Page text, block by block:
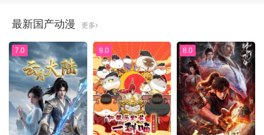
最新国产动漫 更多
7.0 9.0 8.0